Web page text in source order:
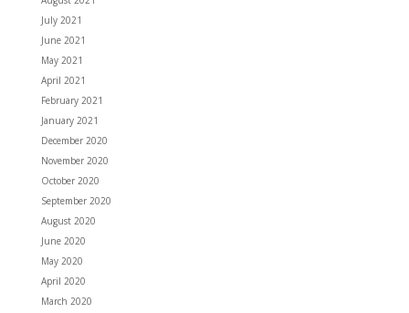
July 2021
June 2021
May 2021
April 2021
February 2021
January 2021
December 2020
November 2020
October 2020
September 2020
August 2020
June 2020
May 2020
April 2020
March 2020